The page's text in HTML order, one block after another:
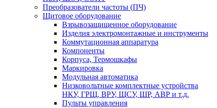
Преобразователи частоты (ПЧ)
Щитовое оборудование
Взрывозащищенное оборудование
Изделия электромонтажные и инструменты
Коммутационная аппаратура
Компоненты
Корпуса, Термошкафы
Маркировка
Модульная автоматика
Низковольтные комплектные устройства
НКУ, ГРЩ, ВРУ, ЩСУ, ШР, АВР и т.д.
Пульты управления